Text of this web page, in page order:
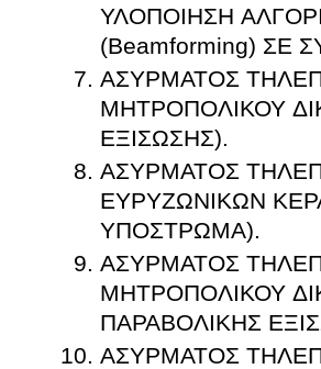
ΥΛΟΠΟΙΗΣΗ
(Beamforming) ΣΕ
ΑΣΥΡΜΑΤΟΣ
ΜΗΤΡΟΠΟΛΙΚΟΥ
ΕΞΙΣΩΣΗΣ).
ΑΣΥΡΜΑΤΟΣ
ΕΥΡΥΖΩΝΙΚΩΝ
ΥΠΟΣΤΡΩΜΑ).
ΑΣΥΡΜΑΤΟΣ
ΜΗΤΡΟΠΟΛΙΚΟΥ
ΠΑΡΑΒΟΛΙΚΗΣ
ΑΣΥΡΜΑΤΟΣ